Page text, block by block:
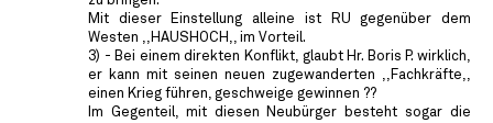
Mit dieser Einstellung alleine ist RU gegenüber dem
Westen ,,HAUSHOCH,, im Vorteil.
3) - Bei einem direkten Konflikt, glaubt Hr. Boris P. wirklich,
er kann mit seinen neuen zugewanderten ,,Fachkräfte,,
einen Krieg führen, geschweige gewinnen ??
Im Gegenteil, mit diesen Neubürger besteht sogar die